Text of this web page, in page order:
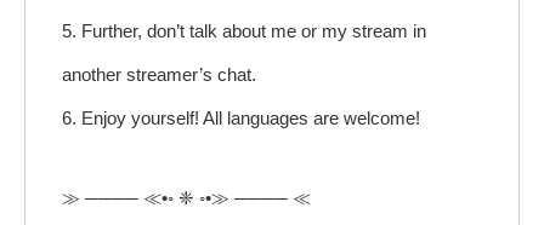
5. Further, don’t talk about me or my stream in
another streamer’s chat.
6. Enjoy yourself! All languages are welcome!
≫ ──── ≪•◦ ❈ ◦•≫ ──── ≪